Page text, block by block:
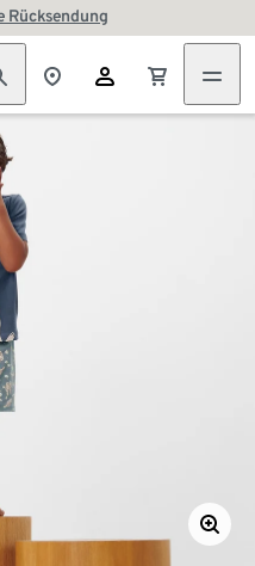
Rücksendung